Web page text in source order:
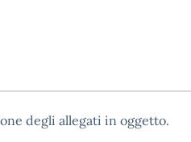
degli allegati in oggetto.